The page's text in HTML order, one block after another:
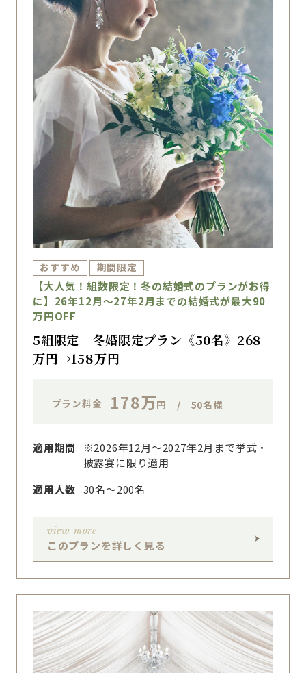
おすすめ 期間限定
【大人気！組数限定！冬の結婚式のプランがお得
に】26年12月～27年2月までの結婚式が最大90
万円OFF
5組限定 冬婚限定プラン《50名》268
万円→158万円
プラン料金 178万円 / 50名様
適用期間
※2026年12月～2027年2月まで挙式・
披露宴に限り適用
適用人数 30名〜200名
view more
このプランを詳しく見る